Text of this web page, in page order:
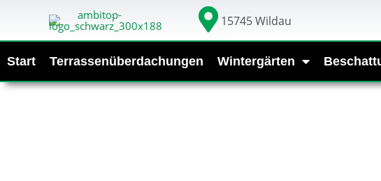
15745 Wildau
Start Terrassenüberdachungen Wintergärten